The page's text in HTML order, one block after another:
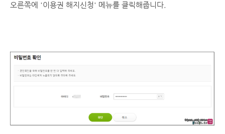
오른쪽에 '이용권 해지신청' 메뉴를 클릭해줍니다.